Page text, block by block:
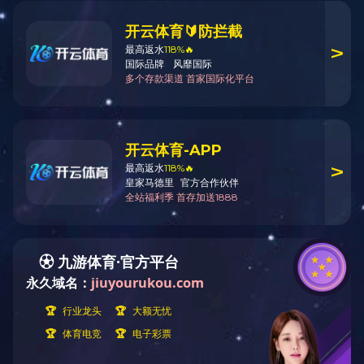
氢气是一种极易燃烧，无色透明、无臭无味且难溶于
水的气体。氢气可作为飞艇、氢气球的填充气体。是主要
化工、电子工业、冶金工业、食品加工、浮法玻璃、精细
气年产能约1980万标方,产品以管道氢气和压缩氢气两种方
式销售。其中，管道氢气主要是所在化工园区内使用；压
缩氢气主要以济宁市周边区域为主。产品质量稳定，有稳
定的客户资源，得到了客户的一致认可和高度赞誉。
企业概况 | 联系电话 微信关注
© 2015-2022 ledong乐动(中国)体育官方网站 版权所有
鲁ICP备12029946号
网站信息安全投诉举报电话：0537-5126029